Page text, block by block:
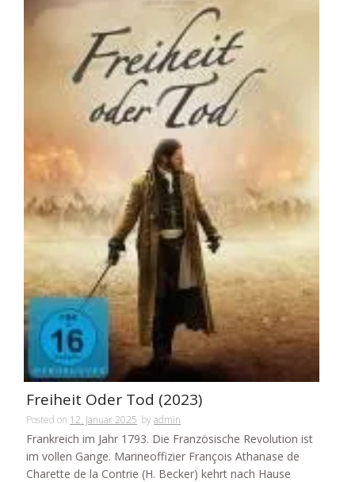
Freiheit Oder Tod (2023)
Posted on 12. Januar 2025 byadmin
Frankreich im Jahr 1793. Die Französische Revolution ist
im vollen Gange. Marineoffizier François Athanase de
Charette de la Contrie (H. Becker) kehrt nach Hause